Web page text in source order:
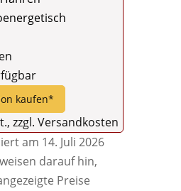
kaufen*
zzgl. Versandkosten
am 14. Juli 2026
darauf hin,
Preise